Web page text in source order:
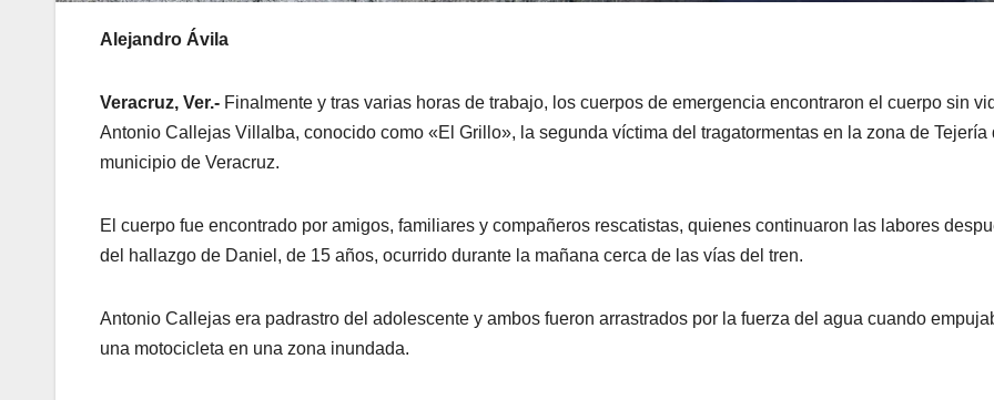
Alejandro Ávila
Veracruz, Ver.- Finalmente y tras varias horas de trabajo, los cuerpos de emergencia encontraron el cuerpo sin
Antonio Callejas Villalba, conocido como «El Grillo», la segunda víctima del tragatormentas en la zona de Tejería
municipio de Veracruz.
El cuerpo fue encontrado por amigos, familiares y compañeros rescatistas, quienes continuaron las labores
del hallazgo de Daniel, de 15 años, ocurrido durante la mañana cerca de las vías del tren.
Antonio Callejas era padrastro del adolescente y ambos fueron arrastrados por la fuerza del agua cuando
una motocicleta en una zona inundada.